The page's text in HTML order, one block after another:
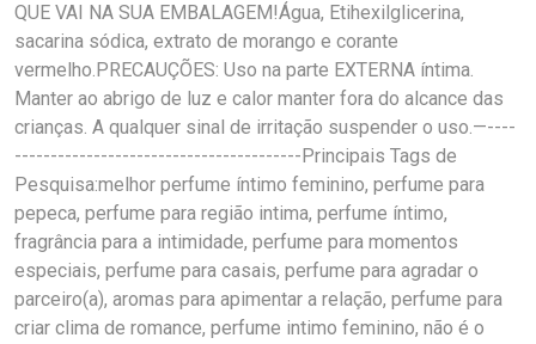
QUE VAI NA SUA EMBALAGEM!Água, Etihexilglicerina,
sacarina sódica, extrato de morango e corante
vermelho.PRECAUÇÕES: Uso na parte EXTERNA íntima.
Manter ao abrigo de luz e calor manter fora do alcance das
crianças. A qualquer sinal de irritação suspender o uso.—----
----------------------------------------Principais Tags de
Pesquisa:melhor perfume íntimo feminino, perfume para
pepeca, perfume para região intima, perfume íntimo,
fragrância para a intimidade, perfume para momentos
especiais, perfume para casais, perfume para agradar o
parceiro(a), aromas para apimentar a relação, perfume para
criar clima de romance, perfume intimo feminino, não é o